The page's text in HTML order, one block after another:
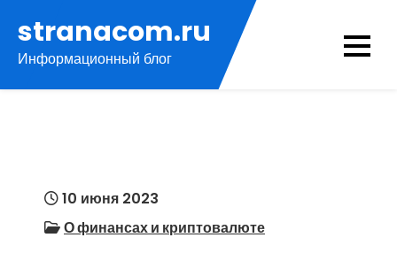
содержимому
stranacom.ru
Информационный блог
10 июня 2023
О финансах и криптовалюте